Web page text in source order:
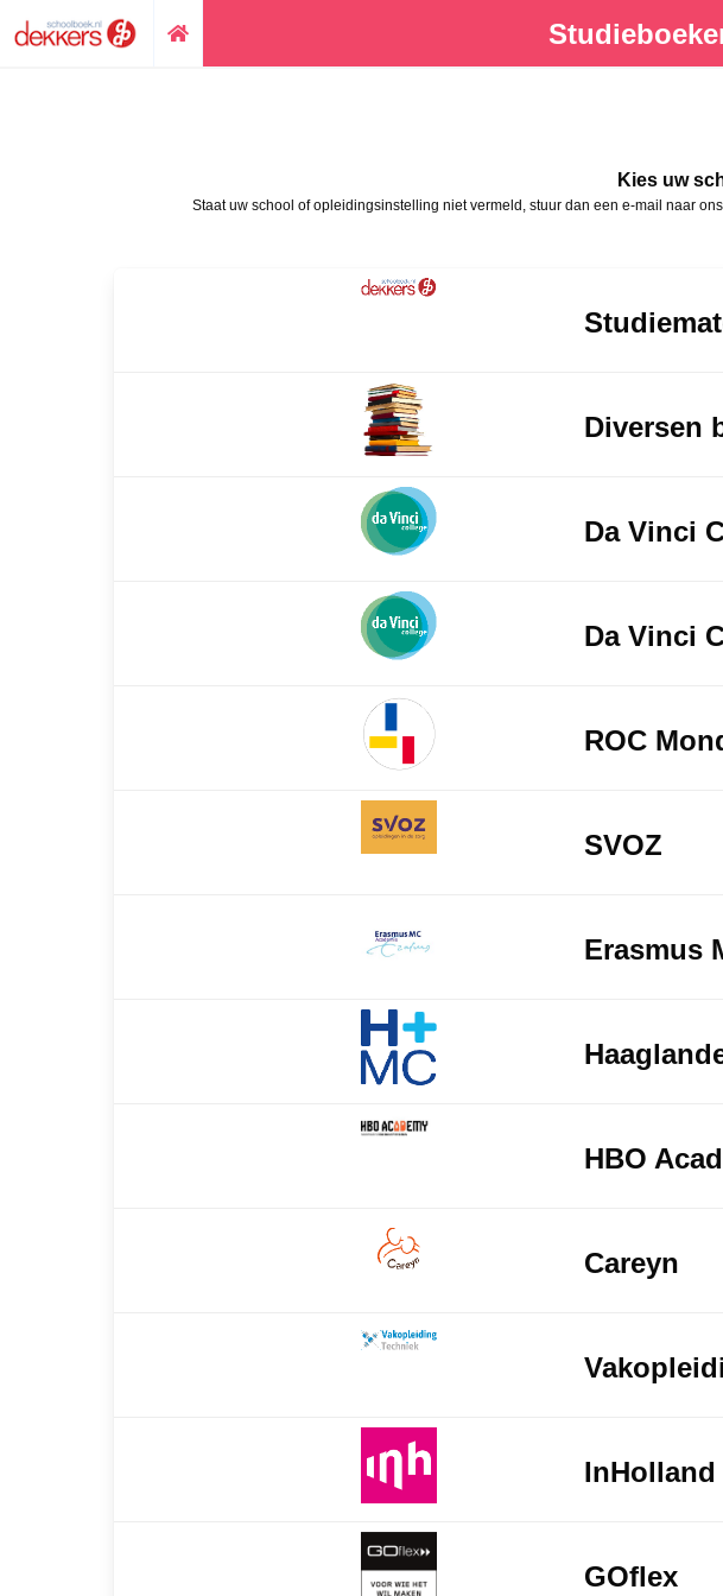
Kies uw
Staat uw school of opleidingsinstelling niet vermeld, stuur dan een e-mail naar
Diversen
Da Vinci
Da Vinci
ROC
SVOZ
Erasmus
HBO
Careyn
InHolland
GOflex